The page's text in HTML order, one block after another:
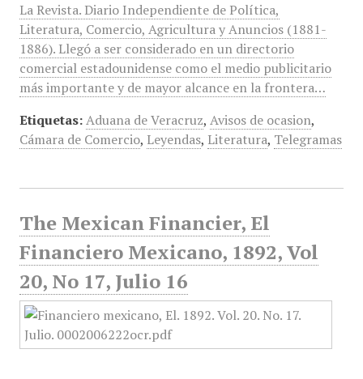
La Revista. Diario Independiente de Política,
Literatura, Comercio, Agricultura y Anuncios (1881-
1886). Llegó a ser considerado en un directorio
comercial estadounidense como el medio publicitario
más importante y de mayor alcance en la frontera…
Etiquetas: Aduana de Veracruz, Avisos de ocasion,
Cámara de Comercio, Leyendas, Literatura, Telegramas
The Mexican Financier, El
Financiero Mexicano, 1892, Vol
20, No 17, Julio 16